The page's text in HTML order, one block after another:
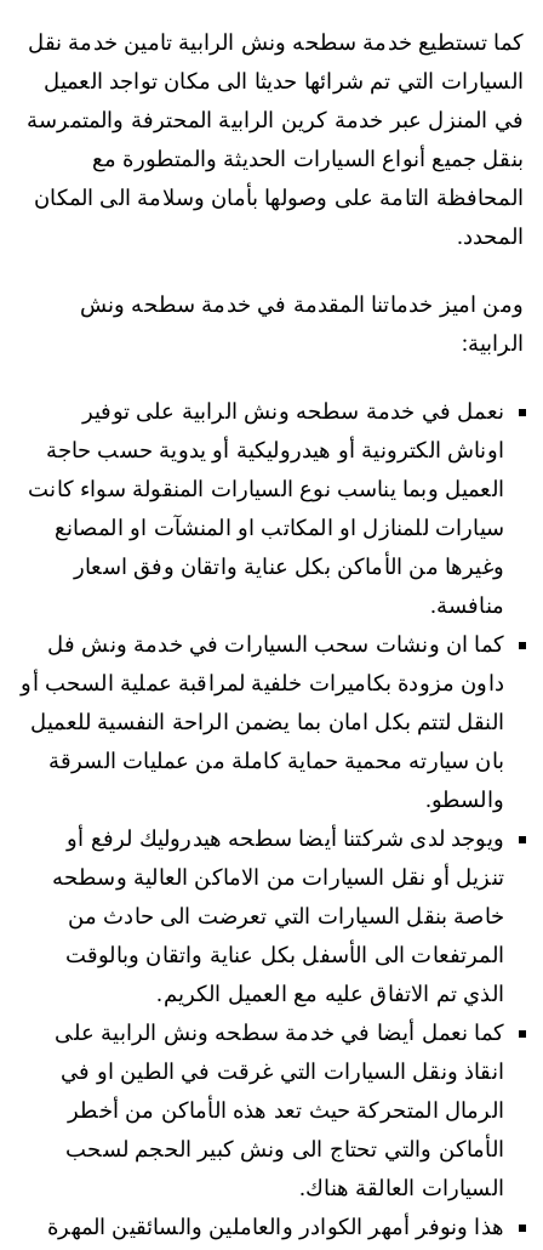
كما تستطيع خدمة سطحه ونش الرابية تامين خدمة نقل
السيارات التي تم شرائها حديثا الى مكان تواجد العميل
في المنزل عبر خدمة كرين الرابية المحترفة والمتمرسة
بنقل جميع أنواع السيارات الحديثة والمتطورة مع
المحافظة التامة على وصولها بأمان وسلامة الى المكان
المحدد.
ومن اميز خدماتنا المقدمة في خدمة سطحه ونش
الرابية:
نعمل في خدمة سطحه ونش الرابية على توفير
اوناش الكترونية أو هيدروليكية أو يدوية حسب حاجة
العميل وبما يناسب نوع السيارات المنقولة سواء كانت
سيارات للمنازل او المكاتب او المنشآت او المصانع
وغيرها من الأماكن بكل عناية واتقان وفق اسعار
منافسة.
كما ان ونشات سحب السيارات في خدمة ونش فل
داون مزودة بكاميرات خلفية لمراقبة عملية السحب أو
النقل لتتم بكل امان بما يضمن الراحة النفسية للعميل
بان سيارته محمية حماية كاملة من عمليات السرقة
والسطو.
ويوجد لدى شركتنا أيضا سطحه هيدروليك لرفع أو
تنزيل أو نقل السيارات من الاماكن العالية وسطحه
خاصة بنقل السيارات التي تعرضت الى حادث من
المرتفعات الى الأسفل بكل عناية واتقان وبالوقت
الذي تم الاتفاق عليه مع العميل الكريم.
كما نعمل أيضا في خدمة سطحه ونش الرابية على
انقاذ ونقل السيارات التي غرقت في الطين او في
الرمال المتحركة حيث تعد هذه الأماكن من أخطر
الأماكن والتي تحتاج الى ونش كبير الحجم لسحب
السيارات العالقة هناك.
هذا ونوفر أمهر الكوادر والعاملين والسائقين المهرة